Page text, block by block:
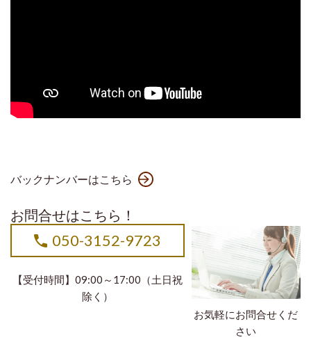
バックナンバーはこちら
お問合せはこちら！
お気軽にお問合せくだ
さい
050-3152-9723
【受付時間】09:00～17:00（土日祝
除く）